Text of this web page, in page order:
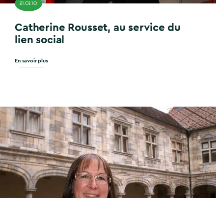
21.03.10
Catherine Rousset, au service du
lien social
En savoir plus